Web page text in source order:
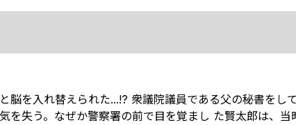
を入れ替えられた...!? 衆議院議員である父の秘書をし
失う。なぜか警察署の前で目を覚まし た賢太郎は、当